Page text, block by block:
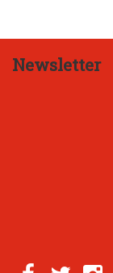
Newsletter